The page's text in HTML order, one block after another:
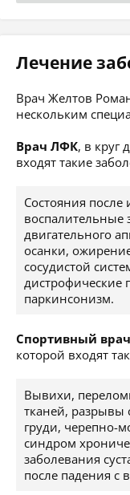
Лечение
Врач Желтов
нескольким
Врач ЛФК, в круг
входят такие
Состояния после
воспалительные
двигательного
осанки,
сосудистой
дистрофические
паркинсонизм.
Спортивный врач
которой входят
Вывихи,
тканей, разрывы
груди, черепно-
синдром
заболевания
после падения с